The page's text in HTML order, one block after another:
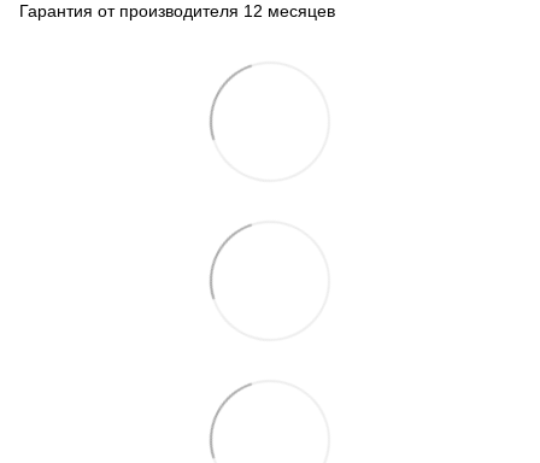
Гарантия от производителя 12 месяцев